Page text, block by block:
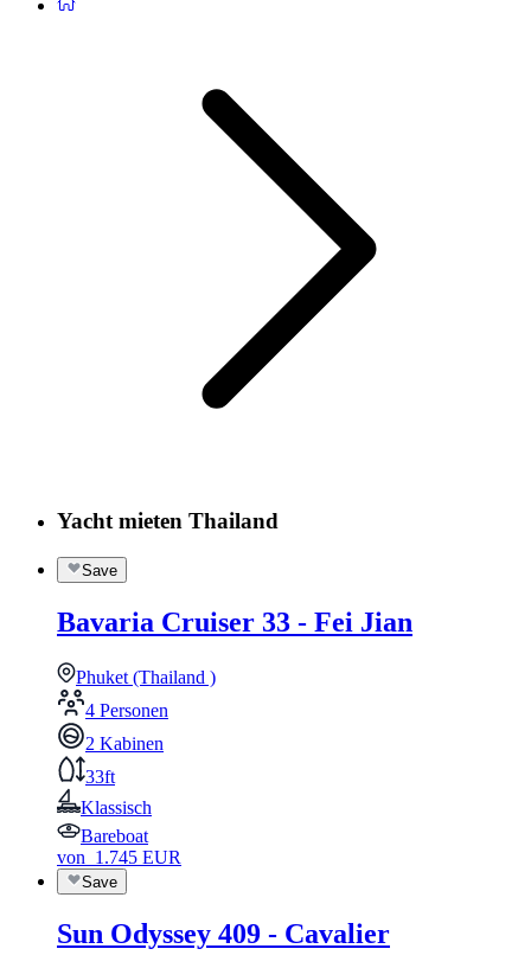
Yacht mieten Thailand
Save
Bavaria Cruiser 33 - Fei Jian
Phuket (Thailand )
4 Personen
2 Kabinen
33ft
Klassisch
Bareboat
von 1.745 EUR
Save
Sun Odyssey 409 - Cavalier